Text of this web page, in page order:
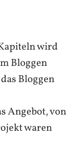
wird
Bloggen
Bloggen
Angebot, von
waren